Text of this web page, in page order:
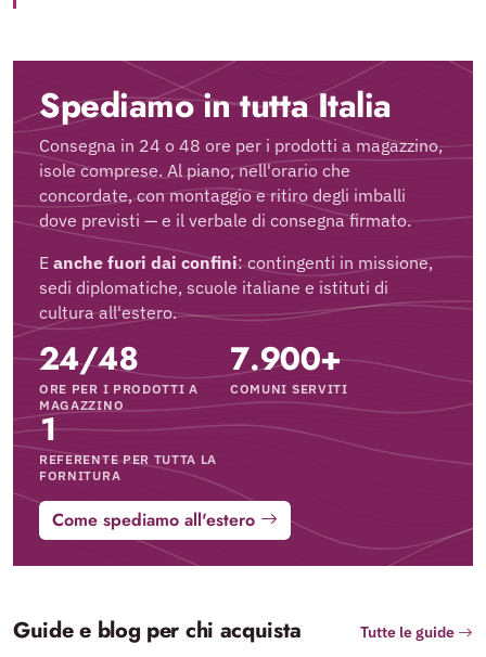
Spediamo in tutta Italia
Consegna in 24 o 48 ore per i prodotti a magazzino,
isole comprese. Al piano, nell'orario che
concordate, con montaggio e ritiro degli imballi
dove previsti — e il verbale di consegna firmato.
E anche fuori dai confini: contingenti in missione,
sedi diplomatiche, scuole italiane e istituti di
cultura all'estero.
24/48
ORE PER I PRODOTTI A
MAGAZZINO
7.900+
COMUNI SERVITI
1
REFERENTE PER TUTTA LA
FORNITURA
Come spediamo all'estero
Guide e blog per chi acquista Tutte le guide